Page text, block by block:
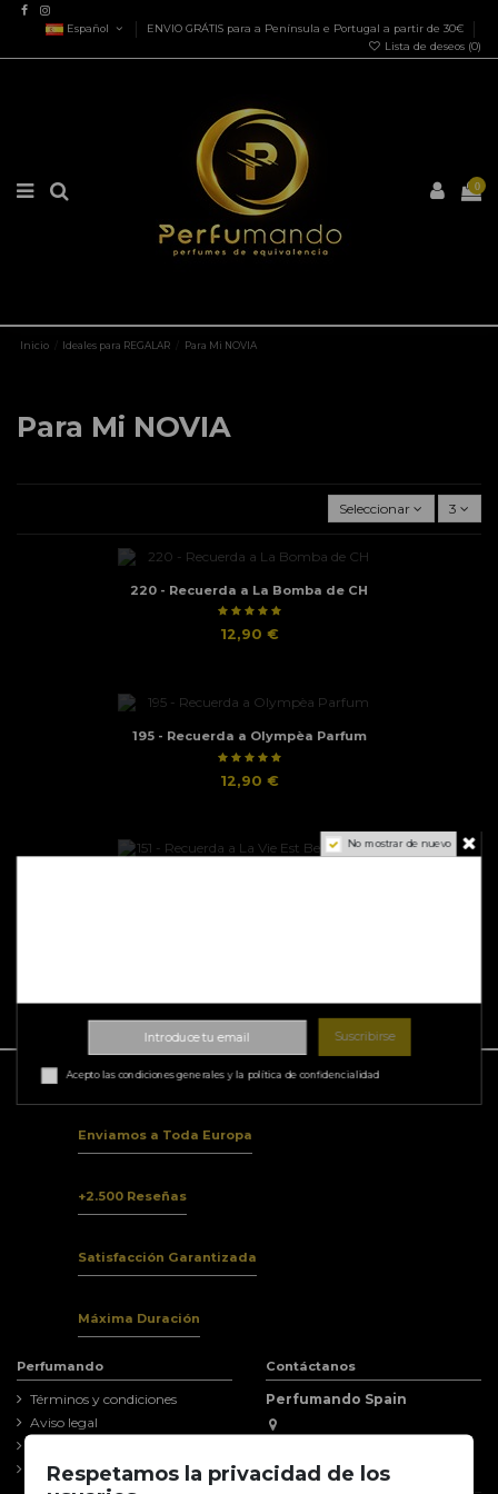
Español
ENVIO GRÁTIS para a Península e Portugal a partir de 30€
Lista de deseos (0)
0
Inicio Ideales para REGALAR Para Mi NOVIA
Para Mi NOVIA
Seleccionar 3
220 - Recuerda a La Bomba de CH
12,90 €
195 - Recuerda a Olympèa Parfum
12,90 €
Enviamos a Toda Europa
+2.500 Reseñas
Satisfacción Garantizada
Máxima Duración
Perfumando
Términos y condiciones
Aviso legal
Garantia y reclamaciones
Contáctanos
Perfumando Spain
11591 Jerez de la Frontera (Cádiz)
No mostrar de nuevo
Suscribirse
Acepto las condiciones generales y la política de confidencialidad
Respetamos la privacidad de los